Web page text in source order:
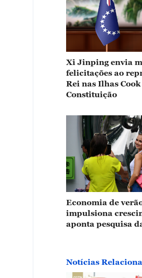
Xi Jinping envia
felicitações ao
Rei nas Ilhas
Constituição
Economia de
impulsiona
aponta pesquisa
Notícias